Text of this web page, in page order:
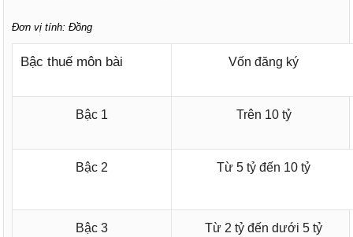
Đơn vị tính: Đồng
Bậc thuế môn bài Vốn đăng ký
Bậc 1 Trên 10 tỷ
Bậc 2 Từ 5 tỷ đến 10 tỷ
Bậc 3 Từ 2 tỷ đến dưới 5 tỷ